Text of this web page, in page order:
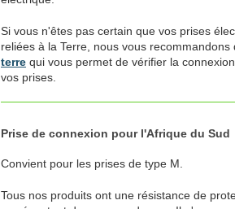
Si vous n'êtes pas certain que vos prises
reliées à la Terre, nous vous recommandons
terre qui vous permet de vérifier la
vos prises.
Prise de connexion pour l'Afrique du Sud
Convient pour les prises de type M.
Tous nos produits ont une résistance de